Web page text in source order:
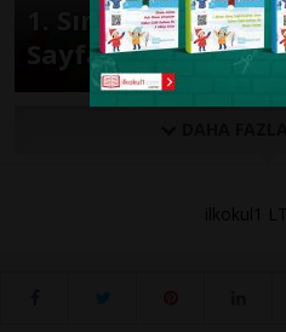
1. Sınıflar İçin
Sayfaları